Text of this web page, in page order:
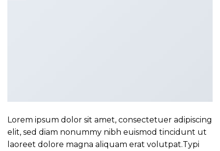
Lorem ipsum dolor sit amet, consectetuer adipiscing
elit, sed diam nonummy nibh euismod tincidunt ut
laoreet dolore magna aliquam erat volutpat.Typi